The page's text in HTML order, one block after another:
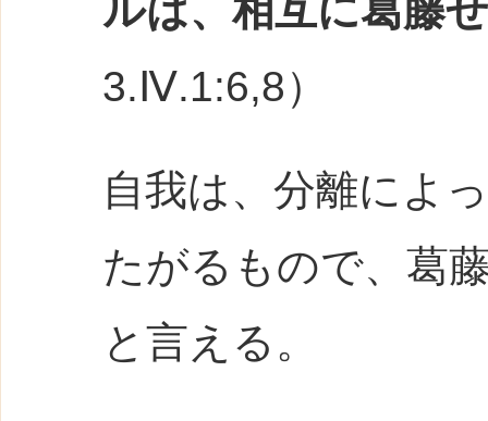
ルは、相互に葛藤
3.Ⅳ.1:6,8）
自我は、分離によ
たがるもので、葛
と言える。